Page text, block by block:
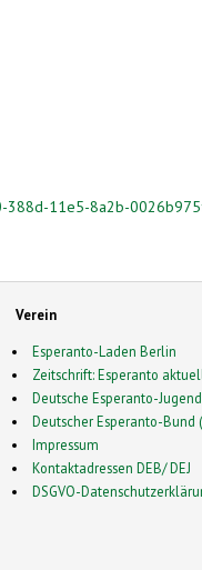
388d-11e5-8a2b-
Verein
Esperanto-Laden Berlin
Zeitschrift: Esperanto aktuell
Deutsche Esperanto-Jugend
Deutscher Esperanto-Bund
Impressum
Kontaktadressen DEB/ DEJ
DSGVO-